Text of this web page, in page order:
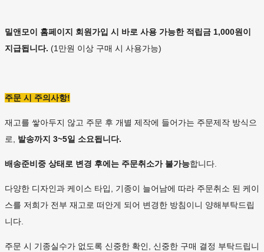
밀앤모이 홈페이지 회원가입 시 바로 사용 가능한 적립금 1,000원이
지급됩니다. (1만원 이상 구매 시 사용가능)
주문 시 주의사항!
재고를 쌓아두지 않고 주문 후 개별 제작에 들어가는 주문제작 방식으
로, 발송까지 3~5일 소요됩니다.
배송준비중 상태로 변경 후에는 주문취소가 불가능합니다.
다양한 디자인과 케이스 타입, 기종이 늘어남에 따라 주문취소 된 케이
스를 저희가 전부 재고로 떠안게 되어 변경한 방침이니 양해부탁드립
니다.
주문 시 기종실수가 없도록 신중한 확인, 신중한 구매 결정 부탁드립니